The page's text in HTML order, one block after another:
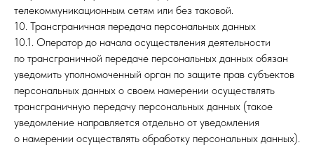
телекоммуникационным сетям или без таковой.
10. Трансграничная передача персональных данных
10.1. Оператор до начала осуществления деятельности
по трансграничной передаче персональных данных обязан
уведомить уполномоченный орган по защите прав субъектов
персональных данных о своем намерении осуществлять
трансграничную передачу персональных данных (такое
уведомление направляется отдельно от уведомления
о намерении осуществлять обработку персональных данных).